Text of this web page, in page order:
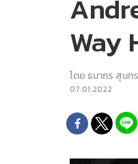
Way
โดย ธนากร สุนทร
07.01.2022